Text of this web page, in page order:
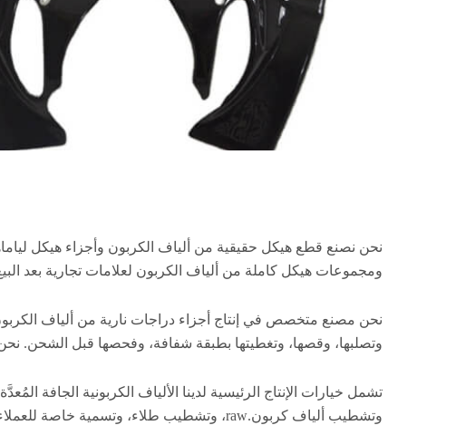
ومجموعات هيكل كاملة من ألياف الكربون لعلامات تجارية بعد
نحن مصنع متخصص في إنتاج أجزاء دراجات نارية من ألياف
وتصلبها، وقصها، وتغطيتها بطبقة شفافة، وفحصها قبل الشحن.
تشمل خيارات الإنتاج الرئيسية لدينا الألياف الكربونية
وتشطيب ألياف كربون.raw، وتشطيب طلاء، وتسمية خاصة للعملاء B2B.